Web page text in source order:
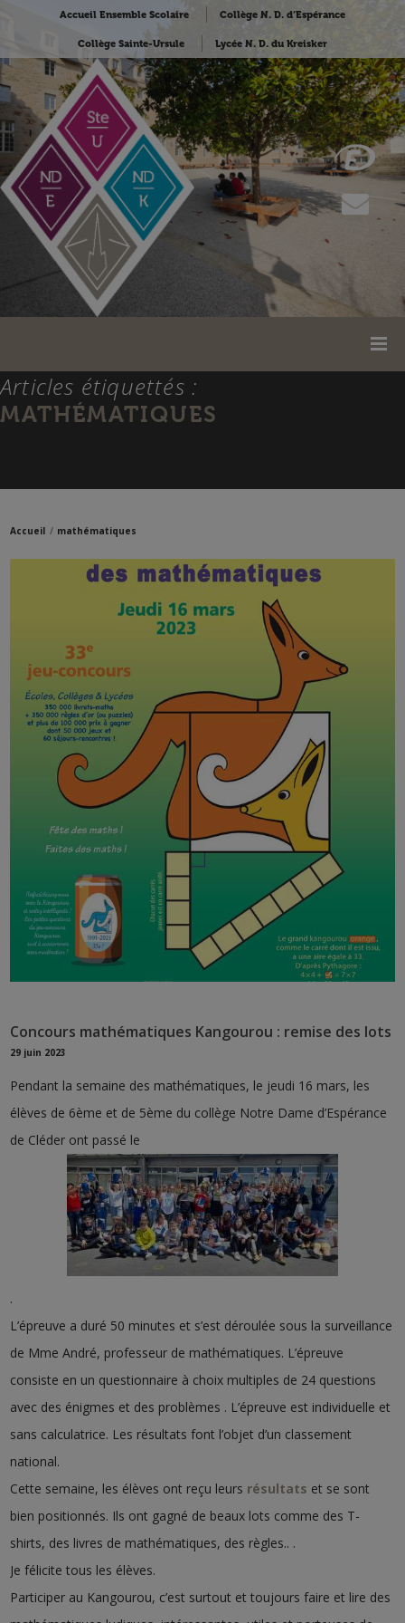
Accueil Ensemble Scolaire Collège N. D. d’Espérance
Collège Sainte-Ursule Lycée N. D. du Kreisker
Articles étiquettés :
MATHÉMATIQUES
Accueil mathématiques
Concours mathématiques Kangourou : remise des lots
29 juin 2023
Pendant la semaine des mathématiques, le jeudi 16 mars, les
élèves de 6ème et de 5ème du collège Notre Dame d’Espérance
de Cléder ont passé le
.
L’épreuve a duré 50 minutes et s’est déroulée sous la surveillance
de Mme André, professeur de mathématiques. L’épreuve
consiste en un questionnaire à choix multiples de 24 questions
avec des énigmes et des problèmes . L’épreuve est individuelle et
sans calculatrice. Les résultats font l’objet d’un classement
national.
Cette semaine, les élèves ont reçu leurs résultats et se sont
bien positionnés. Ils ont gagné de beaux lots comme des T-
shirts, des livres de mathématiques, des règles.. .
Je félicite tous les élèves.
Participer au Kangourou, c’est surtout et toujours faire et lire des